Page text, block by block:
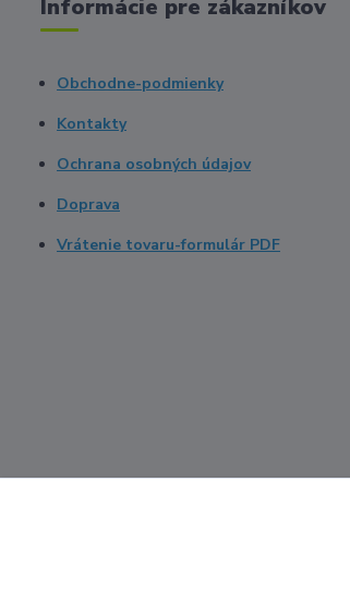
Informácie pre zákazníkov
Obchodne-podmienky
Kontakty
Ochrana osobných údajov
Doprava
Vrátenie tovaru-formulár PDF